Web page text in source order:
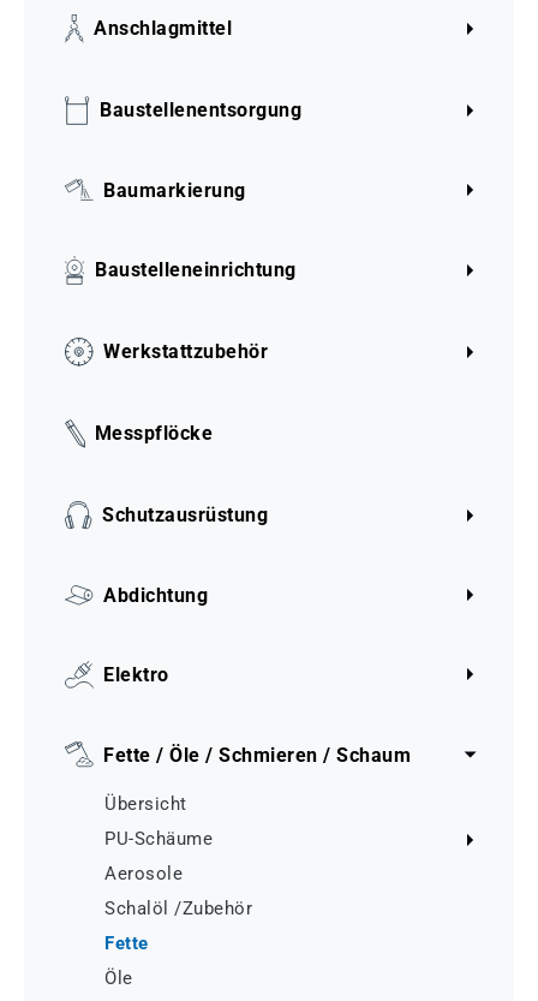
Anschlagmittel
Baustellenentsorgung
Baumarkierung
Baustelleneinrichtung
Werkstattzubehör
Messpflöcke
Schutzausrüstung
Abdichtung
Elektro
Fette / Öle / Schmieren / Schaum
Übersicht
PU-Schäume
Aerosole
Schalöl /Zubehör
Fette
Öle